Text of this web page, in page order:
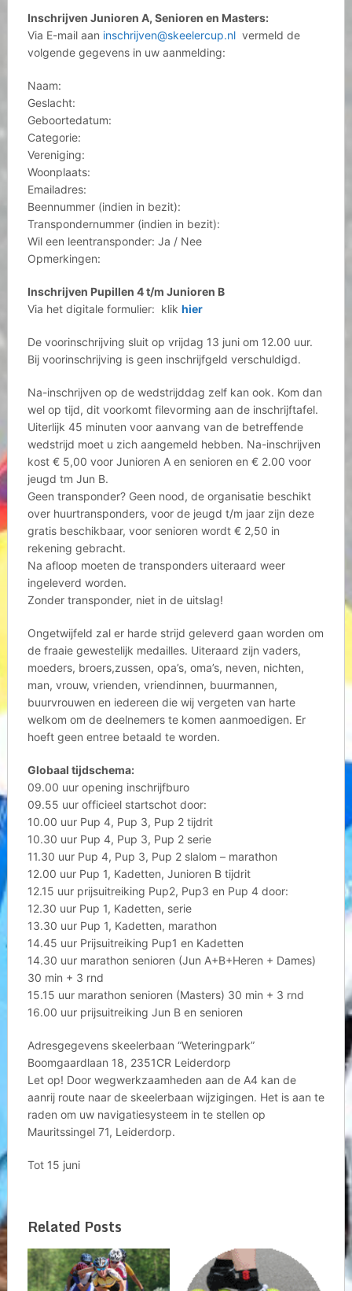
Inschrijven Junioren A, Senioren en Masters:
Via E-mail aan inschrijven@skeelercup.nlvermeld de
volgende gegevens in uw aanmelding:
Naam:
Geslacht:
Geboortedatum:
Categorie:
Vereniging:
Woonplaats:
Emailadres:
Beennummer (indien in bezit):
Transpondernummer (indien in bezit):
Wil een leentransponder: Ja / Nee
Opmerkingen:
Inschrijven Pupillen 4 t/m Junioren B
Via het digitale formulier: klik hier
De voorinschrijving sluit op vrijdag 13 juni om 12.00 uur.
Bij voorinschrijving is geen inschrijfgeld verschuldigd.
Na-inschrijven op de wedstrijddag zelf kan ook. Kom dan
wel op tijd, dit voorkomt filevorming aan de inschrijftafel.
Uiterlijk 45 minuten voor aanvang van de betreffende
wedstrijd moet u zich aangemeld hebben. Na-inschrijven
kost € 5,00 voor Junioren A en senioren en € 2.00 voor
jeugd tm Jun B.
Geen transponder? Geen nood, de organisatie beschikt
over huurtransponders, voor de jeugd t/m jaar zijn deze
gratis beschikbaar, voor senioren wordt € 2,50 in
rekening gebracht.
Na afloop moeten de transponders uiteraard weer
ingeleverd worden.
Zonder transponder, niet in de uitslag!
Ongetwijfeld zal er harde strijd geleverd gaan worden om
de fraaie gewestelijk medailles. Uiteraard zijn vaders,
moeders, broers,zussen, opa’s, oma’s, neven, nichten,
man, vrouw, vrienden, vriendinnen, buurmannen,
buurvrouwen en iedereen die wij vergeten van harte
welkom om de deelnemers te komen aanmoedigen. Er
hoeft geen entree betaald te worden.
Globaal tijdschema:
09.00 uur opening inschrijfburo
09.55 uur officieel startschot door:
10.00 uur Pup 4, Pup 3, Pup 2 tijdrit
10.30 uur Pup 4, Pup 3, Pup 2 serie
11.30 uur Pup 4, Pup 3, Pup 2 slalom – marathon
12.00 uur Pup 1, Kadetten, Junioren B tijdrit
12.15 uur prijsuitreiking Pup2, Pup3 en Pup 4 door:
12.30 uur Pup 1, Kadetten, serie
13.30 uur Pup 1, Kadetten, marathon
14.45 uur Prijsuitreiking Pup1 en Kadetten
14.30 uur marathon senioren (Jun A+B+Heren + Dames)
30 min + 3 rnd
15.15 uur marathon senioren (Masters) 30 min + 3 rnd
16.00 uur prijsuitreiking Jun B en senioren
Adresgegevens skeelerbaan “Weteringpark”
Boomgaardlaan 18, 2351CR Leiderdorp
Let op! Door wegwerkzaamheden aan de A4 kan de
aanrij route naar de skeelerbaan wijzigingen. Het is aan te
raden om uw navigatiesysteem in te stellen op
Mauritssingel 71, Leiderdorp.
Tot 15 juni
Related Posts